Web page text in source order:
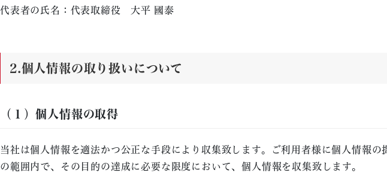
代表者の氏名：代表取締役 大平 國泰
2.個人情報の取り扱いについて
（１）個人情報の取得
当社は個人情報を適法かつ公正な手段により収集致します。ご利用者様に個人情報
の範囲内で、その目的の達成に必要な限度において、個人情報を収集致します。